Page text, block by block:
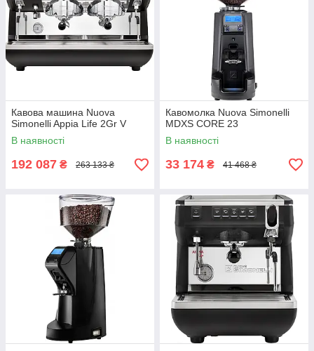
Кавова машина Nuova
Simonelli Appia Life 2Gr V
В наявності
192 087 ₴ 263 133 ₴
Кавомолка Nuova Simonelli
MDXS CORE 23
В наявності
33 174 ₴ 41 468 ₴